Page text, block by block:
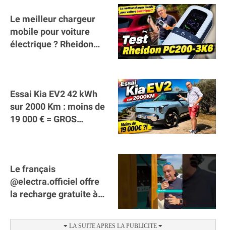
Le meilleur chargeur
mobile pour voiture
électrique ? Rheidon
Essai Kia EV2 42 kWh
sur 2000 Km : moins de
19 000 € = GROS
Le français
@electra.officiel offre
la recharge gratuite à
électriques de Gironde